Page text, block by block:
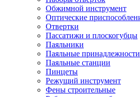
Обжимной инструмент
Оптические
Отвертки
Пассатижи и плоскогубцы
Паяльники
Паяльные принадлежности
Паяльные станции
Пинцеты
Режущий инструмент
Фены строительные